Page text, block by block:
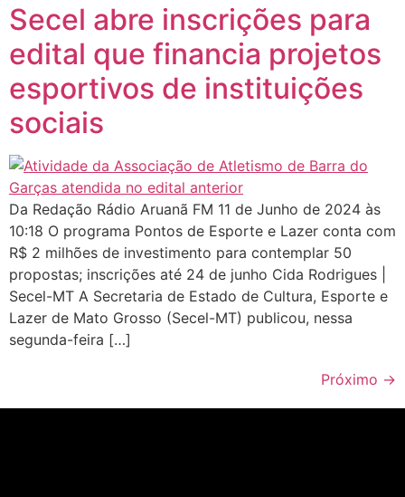
Secel abre inscrições para
edital que financia projetos
esportivos de instituições
sociais
Da Redação Rádio Aruanã FM 11 de Junho de 2024 às
10:18 O programa Pontos de Esporte e Lazer conta com
R$ 2 milhões de investimento para contemplar 50
propostas; inscrições até 24 de junho Cida Rodrigues |
Secel-MT A Secretaria de Estado de Cultura, Esporte e
Lazer de Mato Grosso (Secel-MT) publicou, nessa
segunda-feira […]
Próximo →